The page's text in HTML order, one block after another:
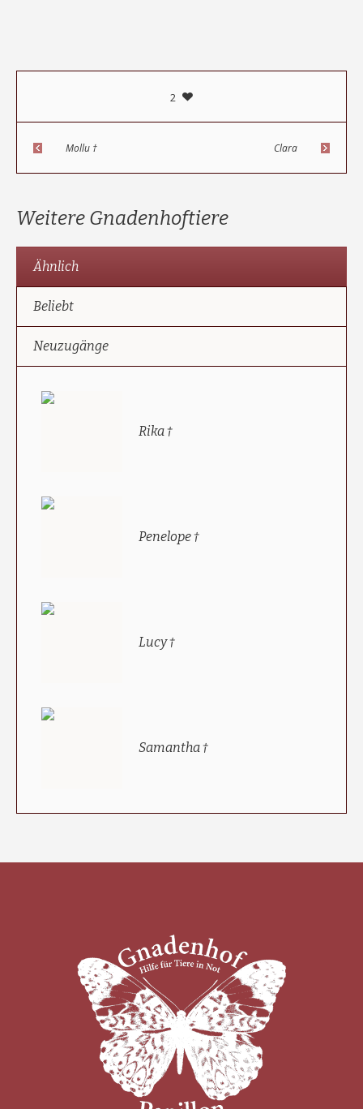
2
Mollu † Clara
Weitere Gnadenhoftiere
Ähnlich
Beliebt
Neuzugänge
Rika †
Penelope †
Lucy †
Samantha †